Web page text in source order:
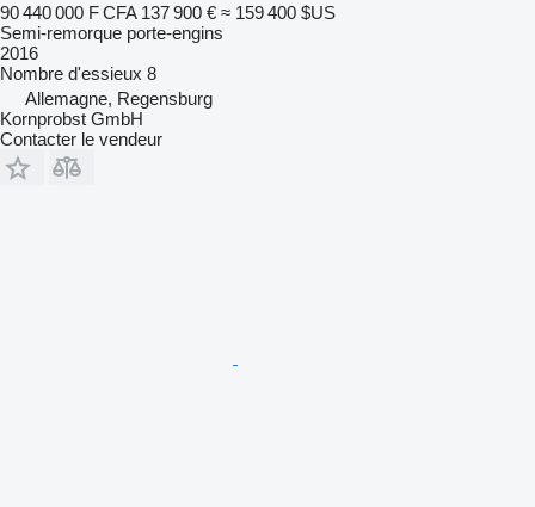
90 440 000 F CFA 137 900 € ≈ 159 400 $US
Semi-remorque porte-engins
2016
Nombre d'essieux 8
Allemagne, Regensburg
Kornprobst GmbH
Contacter le vendeur